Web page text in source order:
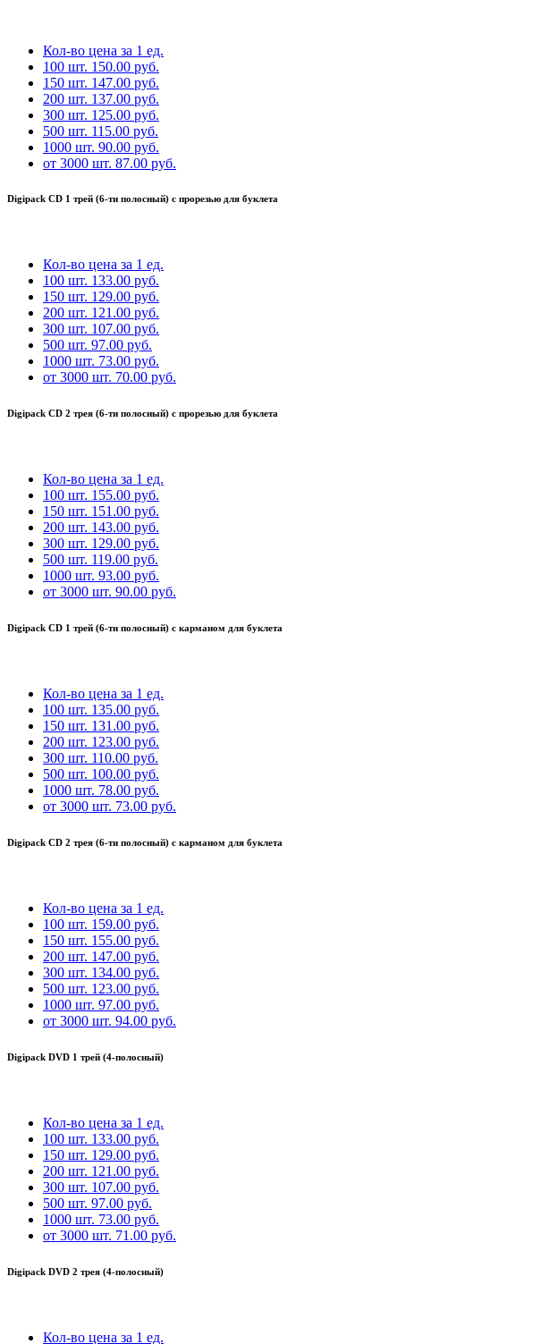
Кол-во цена за 1 ед.
100 шт. 150.00 руб.
150 шт. 147.00 руб.
200 шт. 137.00 руб.
300 шт. 125.00 руб.
500 шт. 115.00 руб.
1000 шт. 90.00 руб.
от 3000 шт. 87.00 руб.
Digipack CD 1 трей (6-ти полосный) с прорезью для буклета
Кол-во цена за 1 ед.
100 шт. 133.00 руб.
150 шт. 129.00 руб.
200 шт. 121.00 руб.
300 шт. 107.00 руб.
500 шт. 97.00 руб.
1000 шт. 73.00 руб.
от 3000 шт. 70.00 руб.
Digipack CD 2 трея (6-ти полосный) с прорезью для буклета
Кол-во цена за 1 ед.
100 шт. 155.00 руб.
150 шт. 151.00 руб.
200 шт. 143.00 руб.
300 шт. 129.00 руб.
500 шт. 119.00 руб.
1000 шт. 93.00 руб.
от 3000 шт. 90.00 руб.
Digipack CD 1 трей (6-ти полосный) с карманом для буклета
Кол-во цена за 1 ед.
100 шт. 135.00 руб.
150 шт. 131.00 руб.
200 шт. 123.00 руб.
300 шт. 110.00 руб.
500 шт. 100.00 руб.
1000 шт. 78.00 руб.
от 3000 шт. 73.00 руб.
Digipack CD 2 трея (6-ти полосный) с карманом для буклета
Кол-во цена за 1 ед.
100 шт. 159.00 руб.
150 шт. 155.00 руб.
200 шт. 147.00 руб.
300 шт. 134.00 руб.
500 шт. 123.00 руб.
1000 шт. 97.00 руб.
от 3000 шт. 94.00 руб.
Digipack DVD 1 трей (4-полосный)
Кол-во цена за 1 ед.
100 шт. 133.00 руб.
150 шт. 129.00 руб.
200 шт. 121.00 руб.
300 шт. 107.00 руб.
500 шт. 97.00 руб.
1000 шт. 73.00 руб.
от 3000 шт. 71.00 руб.
Digipack DVD 2 трея (4-полосный)
Кол-во цена за 1 ед.